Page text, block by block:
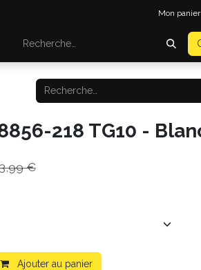
Mon panier
218 TG10 -
€
Ajouter au panier